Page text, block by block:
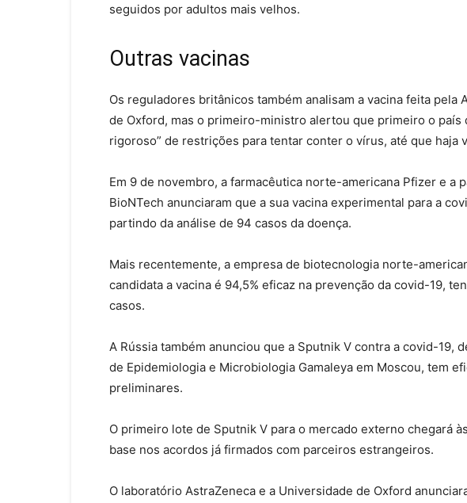
seguidos por adultos mais velhos.
Outras vacinas
Os reguladores britânicos também analisam a vacina feita pela
de Oxford, mas o primeiro-ministro alertou que primeiro o país
rigoroso” de restrições para tentar conter o vírus, até que haja
Em 9 de novembro, a farmacêutica norte-americana Pfizer e a
BioNTech anunciaram que a sua vacina experimental para a
partindo da análise de 94 casos da doença.
Mais recentemente, a empresa de biotecnologia norte-
candidata a vacina é 94,5% eficaz na prevenção da covid-19,
casos.
A Rússia também anunciou que a Sputnik V contra a covid-19,
de Epidemiologia e Microbiologia Gamaleya em Moscou, tem
preliminares.
O primeiro lote de Sputnik V para o mercado externo chegará
base nos acordos já firmados com parceiros estrangeiros.
O laboratório AstraZeneca e a Universidade de Oxford